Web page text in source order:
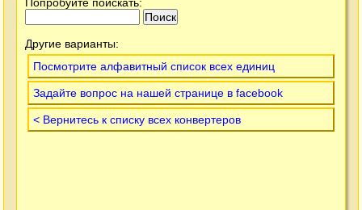
Другие варианты:
Посмотрите алфавитный список всех единиц
Задайте вопрос на нашей странице в facebook
< Вернитесь к списку всех конвертеров